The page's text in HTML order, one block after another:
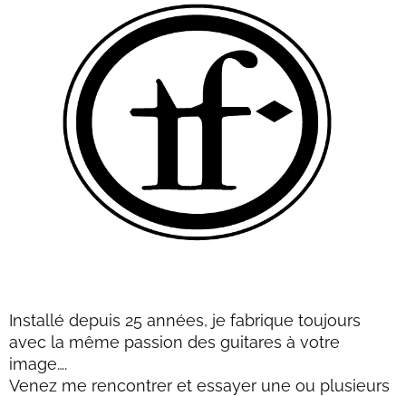
Installé depuis 25 années, je fabrique toujours
avec la même passion des guitares à votre
image….
Venez me rencontrer et essayer une ou plusieurs